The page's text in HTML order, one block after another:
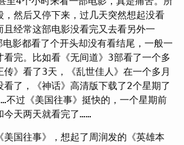
，然后又停下来，过几天突然想起没看
且经常这部电影没看完又去看另外一
影都看了个开头却没有看结尾，一般一
看完。比如看《无间道》3部看了一个多
传》看了3天，《乱世佳人》在一个多月
看了，《神话》高清版下载了2个星期了
不过《美国往事》挺快的，一个星期前
今天两天就看完了……
美国往事》，想起了周润发的《英雄本